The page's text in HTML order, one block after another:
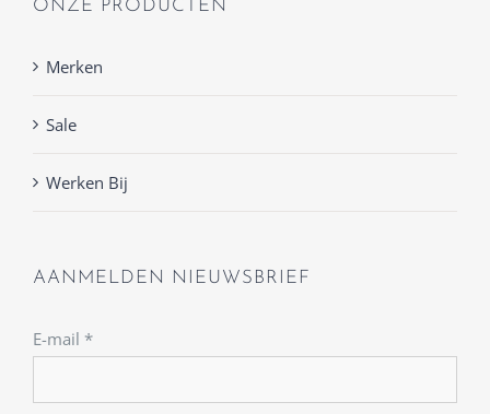
ONZE PRODUCTEN
Merken
Sale
Werken Bij
AANMELDEN NIEUWSBRIEF
E-mail *